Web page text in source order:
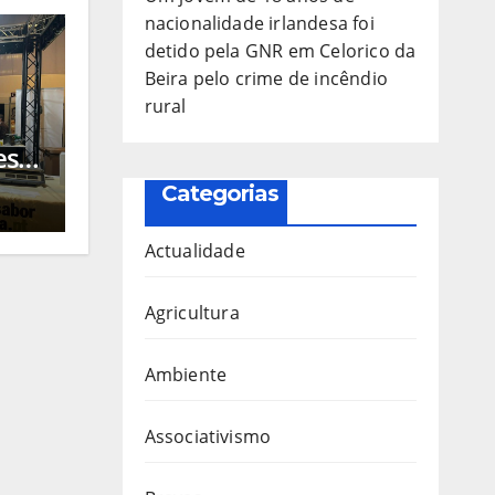
nacionalidade irlandesa foi
detido pela GNR em Celorico da
Beira pelo crime de incêndio
rural
Categorias
Actualidade
Agricultura
Ambiente
Associativismo